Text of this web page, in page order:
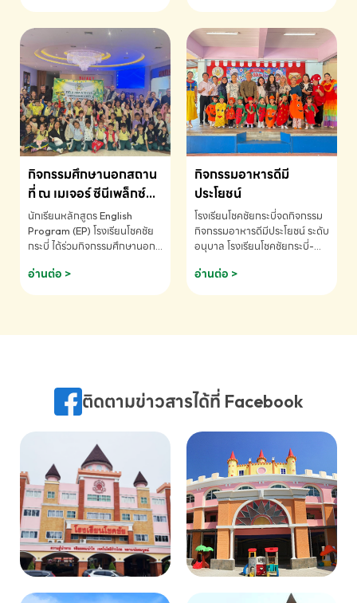
อนุบาล EP K3 โรงเรียนโชคชัย
แข่งขันคณิตศาสตร์และคณิตคิด
เร็วนานาชาติ ครั้งที่ 46 ประจำปี
2569 ณ ประเทศสิงคโปร์
INTERNATIONAL
MATHEMATICS AND
MENTAL ARITHMETIC
COMPETITION 2026 - ถ้วย
รางวัลรองชนะเลิศอันดับที่ 2
Mental Arithmetic
Competition K2 - ถ้วยรางวัล
รองชนะเลิศอันดับที่ 2 Mental
K2(Grop) โรงเรียนโชคชัยกระบี่-
สอบถามข้อมูลเพิ่มเติม โทร.
075-691910
กิจกรรมศึกษานอกสถาน
ที่ ณ เมเจอร์ ซีนีเพล็กซ์
ระดับประถมศึกษา (EP.1-
6)
นักเรียนหลักสูตร English
Program (EP) โรงเรียนโชคชัย
กระบี่ ได้ร่วมกิจกรรมศึกษานอก
ชมภาพยนตร์ Toy Story 5
(Soundtrack)เพื่อเสริมทักษะ
ภาษา ผ่านประสบการณ์การเรียนรู้
075-691910
อ่านต่อ >
กิจกรรมอาหารดีมี
ประโยชน์
โรงเรียนโชคชัยกระบี่จดกิจกรรม
กิจกรรมอาหารดีมีประโยชน์ ระดับ
อนุบาล โรงเรียนโชคชัยกระบี่-
075-691910
อ่านต่อ >
ติดตามข่าวสารได้ที่ Facebook